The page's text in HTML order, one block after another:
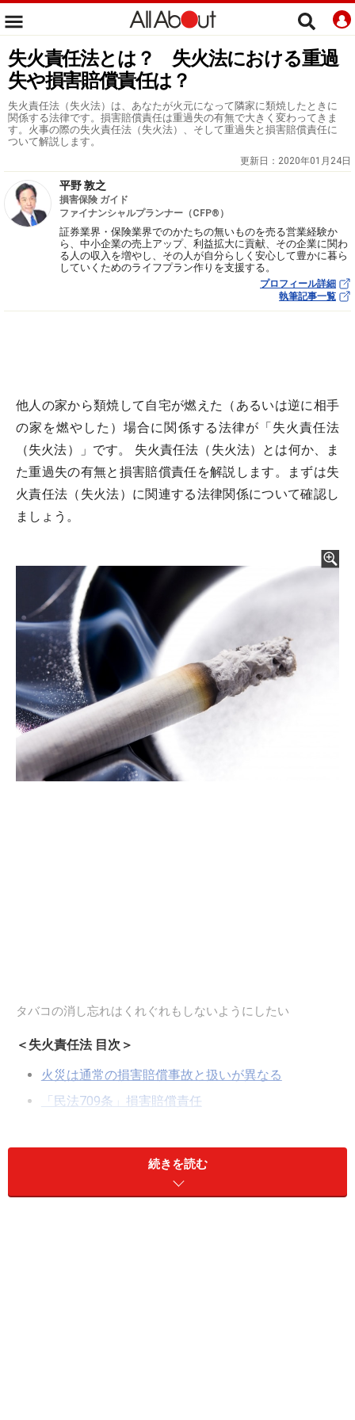
失火責任法とは？ 失火法における重過
失や損害賠償責任は？
失火責任法（失火法）は、あなたが火元になって隣家に類焼したときに
関係する法律です。損害賠償責任は重過失の有無で大きく変わってきま
す。火事の際の失火責任法（失火法）、そして重過失と損害賠償責任に
ついて解説します。
更新日： 2020年01月24日
平野 敦之
損害保険 ガイド
ファイナンシャルプランナー（CFP®）
証券業界・保険業界でのかたちの無いものを売る営業経験か
ら、中小企業の売上アップ、利益拡大に貢献、その企業に関わ
る人の収入を増やし、その人が自分らしく安心して豊かに暮ら
していくためのライフプラン作りを支援する。
プロフィール詳細
執筆記事一覧
他人の家から類焼して自宅が燃えた（あるいは逆に相手
の家を燃やした）場合に関係する法律が「失火責任法
（失火法）」です。 失火責任法（失火法）とは何か、ま
た重過失の有無と損害賠償責任を解説します。まずは失
火責任法（失火法）に関連する法律関係について確認し
ましょう。
タバコの消し忘れはくれぐれもしないようにしたい
＜失火責任法 目次＞
火災は通常の損害賠償事故と扱いが異なる
「民法709条」損害賠償責任
続きを読む